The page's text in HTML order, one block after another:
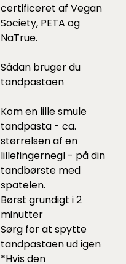
certificeret af Vegan
Society, PETA og
NaTrue.
Sådan bruger du
tandpastaen
Kom en lille smule
tandpasta - ca.
størrelsen af en
lillefingernegl - på din
tandbørste med
spatelen.
Børst grundigt i 2
minutter
Sørg for at spytte
tandpastaen ud igen
*Hvis den